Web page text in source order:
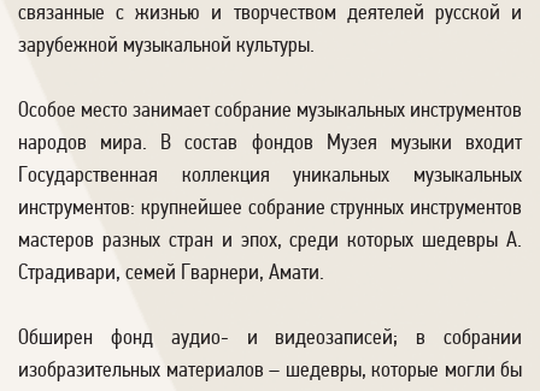
связанные с жизнью и творчеством деятелей русской и
зарубежной музыкальной культуры.
Особое место занимает собрание музыкальных инструментов
народов мира. В состав фондов Музея музыки входит
Государственная коллекция уникальных музыкальных
инструментов: крупнейшее собрание струнных инструментов
мастеров разных стран и эпох, среди которых шедевры А.
Страдивари, семей Гварнери, Амати.
Обширен фонд аудио- и видеозаписей; в собрании
изобразительных материалов – шедевры, которые могли бы